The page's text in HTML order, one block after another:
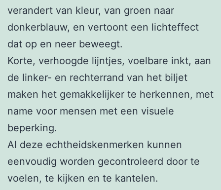
verandert van kleur, van groen naar
donkerblauw, en vertoont een lichteffect
dat op en neer beweegt.
Korte, verhoogde lijntjes, voelbare inkt, aan
de linker- en rechterrand van het biljet
maken het gemakkelijker te herkennen, met
name voor mensen met een visuele
beperking.
Al deze echtheidskenmerken kunnen
eenvoudig worden gecontroleerd door te
voelen, te kijken en te kantelen.